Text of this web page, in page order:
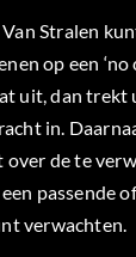
Stralen
op een ‘no
uit, dan trekt
in.
de te
passende
verwachten.